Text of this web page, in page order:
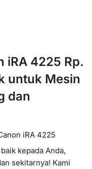
iRA 4225 Rp.
untuk Mesin
dan
kepada Anda,
sekitarnya! Kami